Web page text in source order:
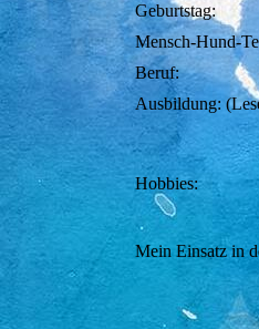
Geburtstag:
Mensch-Hund-
Beruf:
Ausbildung:
Hobbies:
Mein Einsatz in